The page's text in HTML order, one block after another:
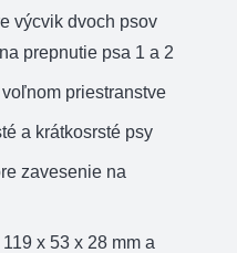
výcvik dvoch psov
prepnutie psa 1 a 2
priestranstve
a krátkosrsté psy
zavesenie na
x 53 x 28 mm a